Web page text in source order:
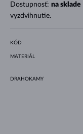
Dostupnosť: na sklade
vyzdvihnutie.
KÓD
MATERIÁL
DRAHOKAMY